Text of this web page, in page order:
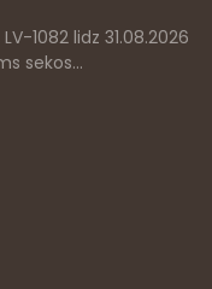
1082 lidz 31.08.2026
sekos...